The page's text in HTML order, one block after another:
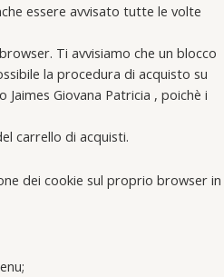
essere avvisato tutte le volte
Ti avvisiamo che un blocco
la procedura di acquisto su
Jaimes Giovana Patricia , poichè i
carrello di acquisti.
dei cookie sul proprio browser in